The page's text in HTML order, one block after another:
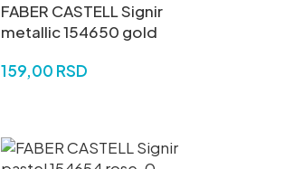
FABER CASTELL Signir
metallic 154650 gold
159,00 RSD